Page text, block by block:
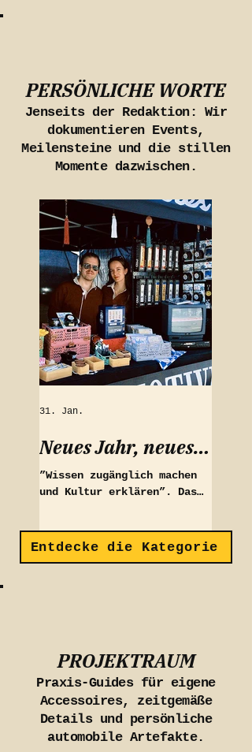
PERSÖNLICHE WORTE
Jenseits der Redaktion: Wir
dokumentieren Events,
Meilensteine und die stillen
Momente dazwischen.
Neues Jahr, neues
Kapitel
”Wissen zugänglich machen
und Kultur erklären”. Das
gegründet hatten. Doch
31. Jan.
Entdecke die Kategorie
PROJEKTRAUM
Praxis-Guides für eigene
Accessoires, zeitgemäße
Details und persönliche
automobile Artefakte.